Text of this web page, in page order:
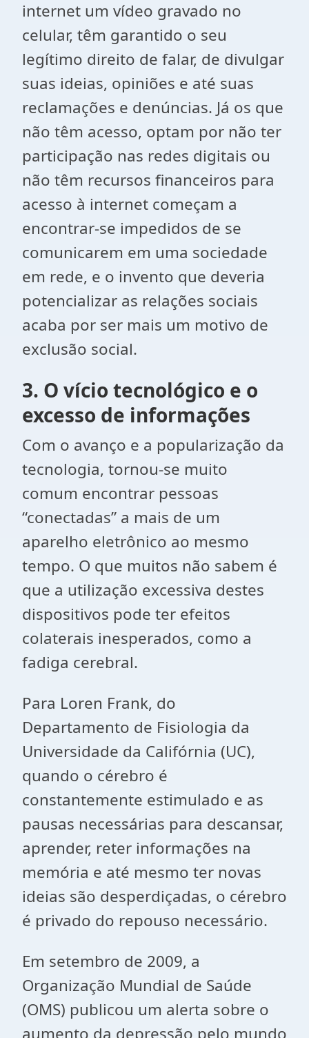
internet um vídeo gravado no
celular, têm garantido o seu
legítimo direito de falar, de divulgar
suas ideias, opiniões e até suas
reclamações e denúncias. Já os que
não têm acesso, optam por não ter
participação nas redes digitais ou
não têm recursos financeiros para
acesso à internet começam a
encontrar-se impedidos de se
comunicarem em uma sociedade
em rede, e o invento que deveria
potencializar as relações sociais
acaba por ser mais um motivo de
exclusão social.
3. O vício tecnológico e o
excesso de informações
Com o avanço e a popularização da
tecnologia, tornou-se muito
comum encontrar pessoas
“conectadas” a mais de um
aparelho eletrônico ao mesmo
tempo. O que muitos não sabem é
que a utilização excessiva destes
dispositivos pode ter efeitos
colaterais inesperados, como a
fadiga cerebral.
Para Loren Frank, do
Departamento de Fisiologia da
Universidade da Califórnia (UC),
quando o cérebro é
constantemente estimulado e as
pausas necessárias para descansar,
aprender, reter informações na
memória e até mesmo ter novas
ideias são desperdiçadas, o cérebro
é privado do repouso necessário.
Em setembro de 2009, a
Organização Mundial de Saúde
(OMS) publicou um alerta sobre o
aumento da depressão pelo mundo